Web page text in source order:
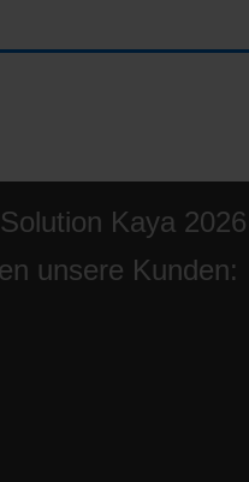
Kaya 2026
unsere Kunden: